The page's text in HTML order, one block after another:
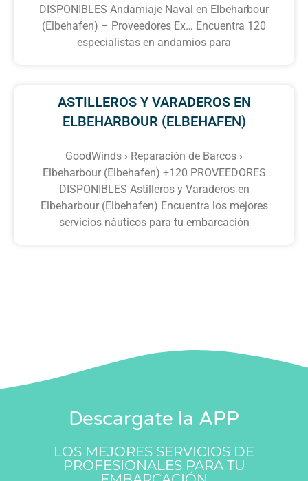
DISPONIBLES Andamiaje Naval en Elbeharbour
(Elbehafen) – Proveedores Ex… Encuentra 120
especialistas en andamios para
ASTILLEROS Y VARADEROS EN
ELBEHARBOUR (ELBEHAFEN)
GoodWinds › Reparación de Barcos ›
Elbeharbour (Elbehafen) +120 PROVEEDORES
DISPONIBLES Astilleros y Varaderos en
Elbeharbour (Elbehafen) Encuentra los mejores
servicios náuticos para tu embarcación
Descargate la APP
LOS MEJORES SERVICIOS DE
PROFESIONALES PARA TU